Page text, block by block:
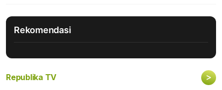
Rekomendasi
Republika TV >